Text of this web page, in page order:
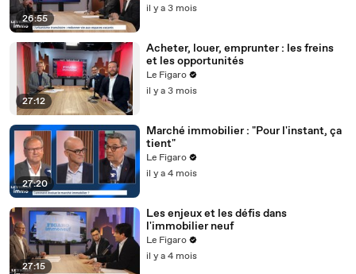
26:55
il y a 3 mois
27:12
Acheter, louer, emprunter : les freins
et les opportunités
Le Figaro
il y a 3 mois
27:20
Marché immobilier : "Pour l'instant, ça
tient"
Le Figaro
il y a 4 mois
27:15
Les enjeux et les défis dans
l'immobilier neuf
Le Figaro
il y a 4 mois